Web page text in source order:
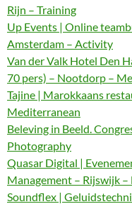
Rijn – Training
Up Events | Online
Amsterdam – Activity
Van der Valk Hotel Den
70 pers) – Nootdorp –
Tajine | Marokkaans
Mediterranean
Beleving in Beeld.
Photography
Quasar Digital |
Management – Rijswijk –
Soundflex |